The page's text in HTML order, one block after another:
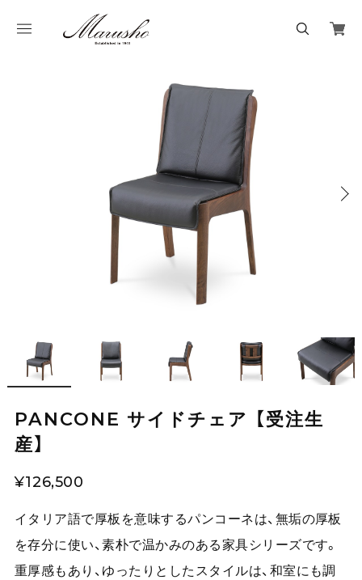
PANCONE サイドチェア 【受注生
産】
¥126,500
イタリア語で厚板を意味するパンコーネは、無垢の厚板
を存分に使い、素朴で温かみのある家具シリーズです。
重厚感もあり、ゆったりとしたスタイルは、和室にも調